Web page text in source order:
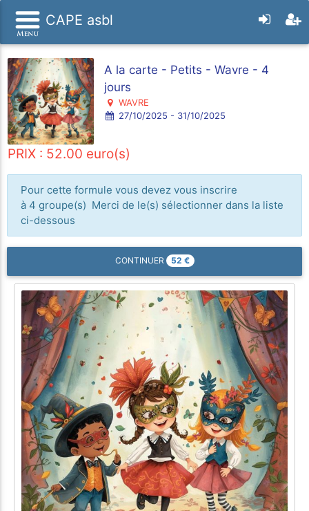
CAPE asbl
A la carte - Petits - Wavre - 4
jours
WAVRE
27/10/2025 - 31/10/2025
PRIX : 52.00 euro(s)
Pour cette formule vous devez vous inscrire
à 4 groupe(s) Merci de le(s) sélectionner dans la liste
ci-dessous
CONTINUER 52 €